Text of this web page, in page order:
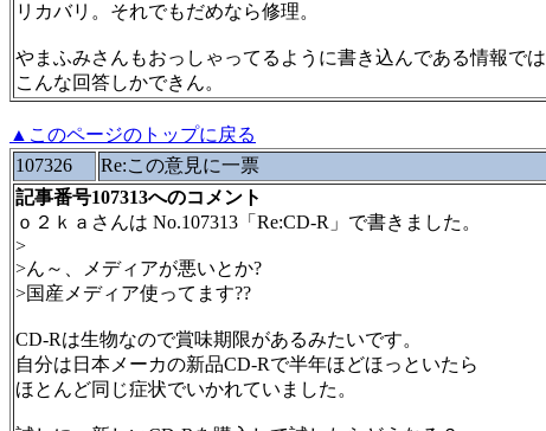
リカバリ。それでもだめなら修理。
やまふみさんもおっしゃってるように書き込んである情報では
こんな回答しかできん。
▲このページのトップに戻る
107326
Re:この意見に一票
記事番号107313へのコメント
ｏ２ｋａさんは No.107313「Re:CD-R」で書きました。
>
>ん～、メディアが悪いとか?
>国産メディア使ってます??
CD-Rは生物なので賞味期限があるみたいです。
自分は日本メーカの新品CD-Rで半年ほどほっといたら
ほとんど同じ症状でいかれていました。